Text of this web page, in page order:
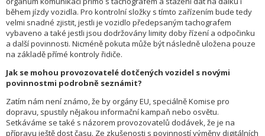
během jízdy vozidla. Pro kontrolní složky s tímto zařízením bude tedy
velmi snadné zjistit, jestli je vozidlo předepsaným tachografem
vybaveno a také jestli jsou dodržovány limity doby řízení a odpočinku
a další povinnosti. Nicméně pokuta může být následně uložena pouze
na základě přímé kontroly řidiče.
Jak se mohou provozovatelé dotčených vozidel s novými
povinnostmi podrobně seznámit?
Zatím nám není známo, že by orgány EU, speciálně Komise pro
dopravu, spustily nějakou informační kampaň nebo osvětu.
Setkáváme se také s názorem provozovatelů dodávek, že je na
přípravu ještě dost času. Ze zkušenosti s povinností výměny digitálních